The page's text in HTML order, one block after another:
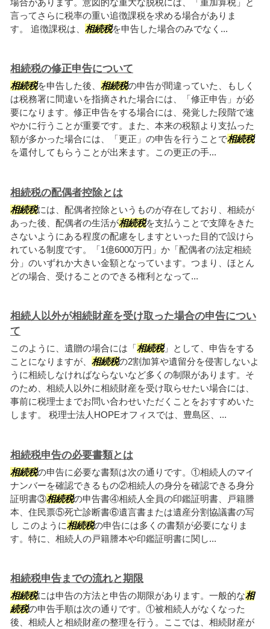
言ってさらに税率の重い追徴課税を求める場合がありま
す。 追徴課税は、 相続税を申告した場合のみでなく...
相続税の修正申告について
相続税を申告した後、 相続税の申告が間違っていた、もしく
は税務署に間違いを指摘された場合には、「修正申告」が必
要になります。修正申告をする場合には、発覚した段階で速
やかに行うことが重要です。また、本来の税額より支払った
額が多かった場合には、「更正」の申告を行うことで相続税
を還付してもらうことが出来ます。この更正の手...
相続税の配偶者控除とは
相続税には、配偶者控除というものが存在しており、相続が
あった後、配偶者の生活が相続税を支払うことで支障をきた
さないようにある程度の配慮をしますといった目的で設けら
れている制度です。「1億6000万円」か「配偶者の法定相続
分」のいずれか大きい金額となっています。つまり、ほとん
どの場合、受けることのできる権利となって...
相続人以外が相続財産を受け取った場合の申告につい
て
このように、遺贈の場合には「相続税」として、申告をする
ことになりますが、 相続税の2割加算や遺留分を侵害しないよ
うに相続しなければならないなど多くの制限があります。そ
のため、相続人以外に相続財産を受け取らせたい場合には、
事前に税理士までお問い合わせいただくことをおすすめいた
します。 税理士法人HOPEオフィスでは、豊島区、...
相続税申告の必要書類とは
相続税の申告に必要な書類は次の通りです。①相続人のマイ
ナンバーを確認できるもの②相続人の身分を確認できる身分
証明書③相続税の申告書④相続人全員の印鑑証明書、戸籍謄
本、住民票⑤死亡診断書⑥遺言書または遺産分割協議書の写
し このように相続税の申告には多くの書類が必要になりま
す。特に、相続人の戸籍謄本や印鑑証明書に関し...
相続税申告までの流れと期限
相続税には申告の方法と申告の期限があります。一般的な相
続税の申告手順は次の通りです。①被相続人がなくなった
後、相続人と相続財産の整理を行う。ここでは、相続財産が